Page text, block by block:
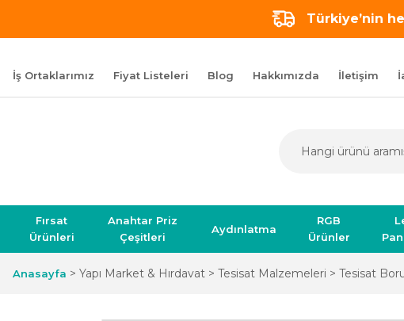
Türkiye’nin
İş Ortaklarımız Fiyat Listeleri Blog Hakkımızda İletişim
Fırsat
Ürünleri
Anahtar Priz
Çeşitleri
Aydınlatma
RGB
Ürünler
Anasayfa Yapı Market & Hırdavat Tesisat Malzemeleri Tesisat